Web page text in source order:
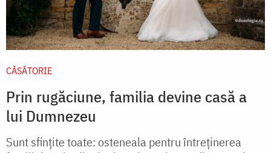
CĂSĂTORIE
Prin rugăciune, familia devine casă a
lui Dumnezeu
Sunt sfințite toate: osteneala pentru întreținerea